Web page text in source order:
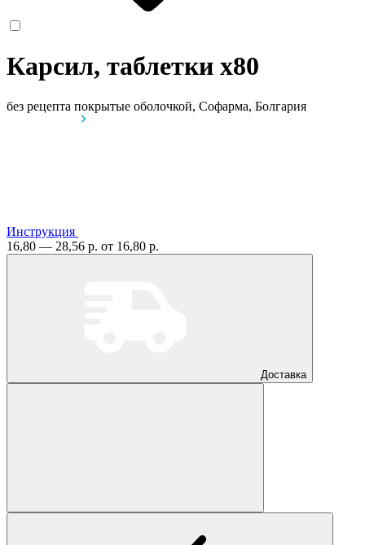
Карсил, таблетки x80
без рецепта покрытые оболочкой, Софарма, Болгария
Инструкция
16,80 — 28,56 р. от 16,80 р.
Доставка